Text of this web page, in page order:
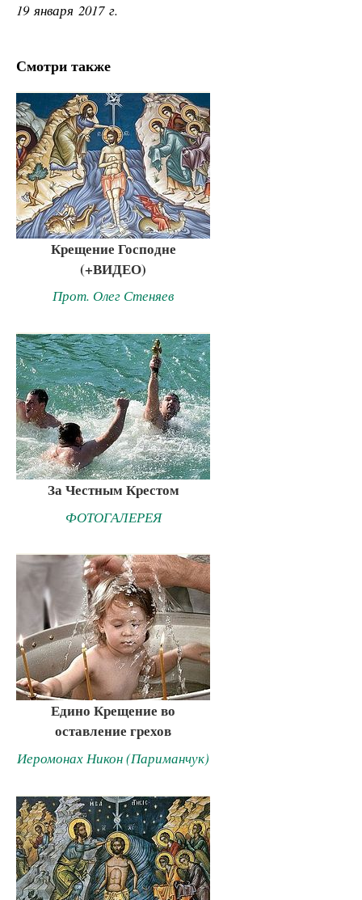
19 января 2017 г.
Смотри также
Крещение Господне
(+ВИДЕО)
Прот. Олег Стеняев
За Честным Крестом
ФОТОГАЛЕРЕЯ
Едино Крещение во
оставление грехов
Иеромонах Никон (Париманчук)